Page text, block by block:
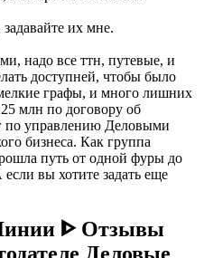
их мне.
надо все ттн, путевые, и
доступней, чтобы было
графы, и много лишних
млн по договору об
по управлению Деловыми
бизнеса. Как группа
путь от одной фуры до
вы хотите задать еще
ᐈ Отзывы
Деловые